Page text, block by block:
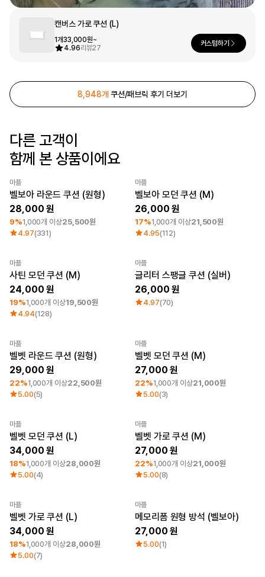
캔버스 가로 쿠션 (L)
1개33,000원~
4.96리뷰27
커스텀하기
8,948개 쿠션/패브릭 후기 더보기
다른 고객이
함께 본 상품이에요
최소 주문수량 1개
마플
벨보아 라운드 쿠션 (원형)
28,000
9%1,000개 이상25,500원
4.97(331)
최소 주문수량 1개
마플
벨보아 모던 쿠션 (M)
26,000
17%1,000개 이상21,500원
4.95(112)
최소 주문수량 1개
마플
사틴 모던 쿠션 (M)
24,000
19%1,000개 이상19,500원
4.94(128)
마플
글리터 스팽글 쿠션 (실버)
26,000
4.97(70)
최소 주문수량 1개
마플
벨벳 라운드 쿠션 (원형)
29,000
22%1,000개 이상22,500원
5.00(5)
최소 주문수량 1개
마플
벨벳 모던 쿠션 (M)
27,000
22%1,000개 이상21,000원
5.00(3)
최소 주문수량 1개
마플
벨벳 모던 쿠션 (L)
34,000
18%1,000개 이상28,000원
5.00(4)
최소 주문수량 1개
마플
벨벳 가로 쿠션 (M)
27,000
22%1,000개 이상21,000원
5.00(8)
최소 주문수량 1개
마플
벨벳 가로 쿠션 (L)
34,000
18%1,000개 이상28,000원
5.00(7)
Sale New
마플
메모리폼 원형 방석 (벨보아)
27,000
5.00(1)
디지털 가전
회원가입
1:1 문의
고객센터
마플 서비스 소개
한국어
색상
~ 1만원
2만원 ~ 3만원
3만원 ~
쭈리
인기 브랜드
트리플에이
프린트스타
단체티
스웻셔츠 & 팬츠
시스루탑 & 튜브탑